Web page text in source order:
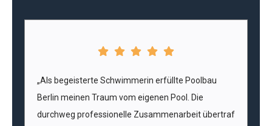
„Als begeisterte Schwimmerin erfüllte Poolbau
Berlin meinen Traum vom eigenen Pool. Die
durchweg professionelle Zusammenarbeit übertraf